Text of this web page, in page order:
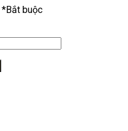
*Bắt buộc